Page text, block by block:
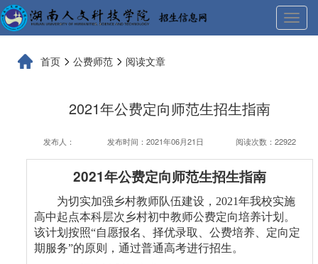
展
开
首页 公费师范 阅读文章
2021年公费定向师范生招生指南
发布人： 发布时间：2021年06月21日 阅读次数：22922
2021年公费定向师范生招生指南
为切实加强乡村教师队伍建设， 2021年我校实施
高中起点本科层次乡村初中教师公费定向培养计划。
该计划按照“自愿报名、择优录取、公费培养、定向定
期服务”的原则，通过普通高考进行招生。